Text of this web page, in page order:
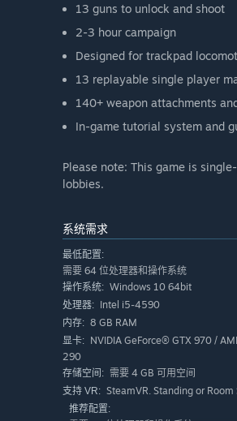
13 guns to unlock and shoot
2-3 hour campaign
Designed for trackpad
13 replayable single player
140+ weapon attachments
In-game tutorial system and
Please note: This game is
lobbies.
系统需求
最低配置:
需要 64 位处理器和操作系统
操作系统: Windows 10 64bit
处理器: Intel i5-4590
内存: 8 GB RAM
显卡: NVIDIA GeForce® GTX 970 /
290
存储空间: 需要 4 GB 可用空间
支持 VR: SteamVR. Standing or Room
推荐配置: